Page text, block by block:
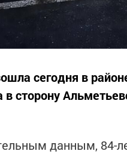
сегодня в
в сторону
данным, 84-